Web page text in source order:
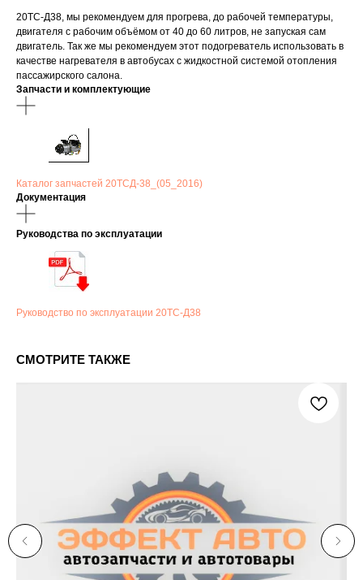
20TC-Д38, мы рекомендуем для прогрева, до рабочей температуры,
двигателя с рабочим объёмом от 40 до 60 литров, не запуская сам
двигатель. Так же мы рекомендуем этот подогреватель использовать в
качестве нагревателя в автобусах с жидкостной системой отопления
пассажирского салона.
Запчасти и комплектующие
Каталог запчастей 20ТСД-38_(05_2016)
Документация
Руководства по эксплуатации
Руководство по эксплуатации 20ТС-Д38
СМОТРИТЕ ТАКЖЕ